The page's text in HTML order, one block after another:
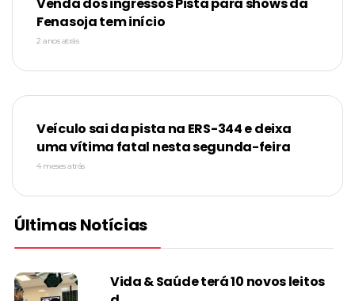
Fenasoja tem início
2 anos atrás
Veículo sai da pista na ERS-344 e deixa
uma vítima fatal nesta segunda-feira
4 meses atrás
Últimas Notícias
Vida & Saúde terá 10 novos leitos